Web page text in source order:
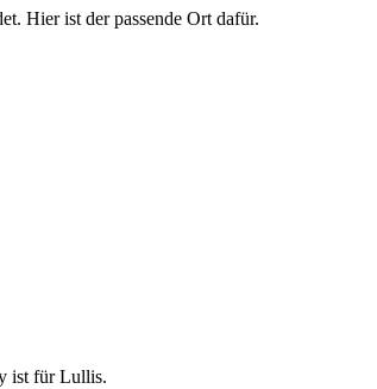
Hier ist der passende Ort dafür.
ist für Lullis.